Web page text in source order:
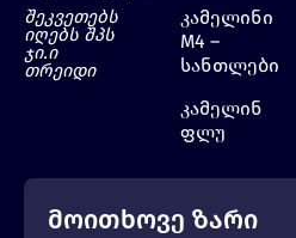
შეკვეთებს
იღებს შპს
ჯი.ი
თრეიდი
კამელინი
M4 –
სანთლები
კამელინ
ფლუ
მოითხოვე ზარი